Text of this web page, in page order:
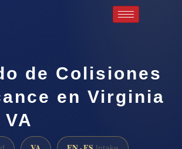
de Colisiones
en Virginia